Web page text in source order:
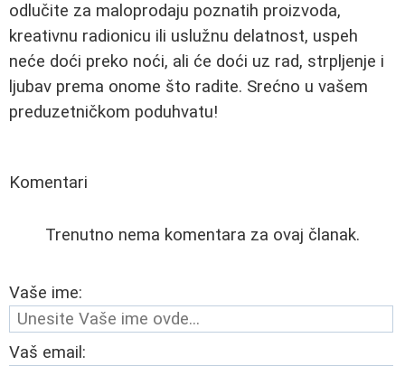
odlučite za maloprodaju poznatih proizvoda,
kreativnu radionicu ili uslužnu delatnost, uspeh
neće doći preko noći, ali će doći uz rad, strpljenje i
ljubav prema onome što radite. Srećno u vašem
preduzetničkom poduhvatu!
Komentari
Trenutno nema komentara za ovaj članak.
Vaše ime:
Vaš email: